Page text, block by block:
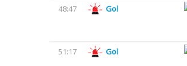
48:47 Gol
51:17
Gol